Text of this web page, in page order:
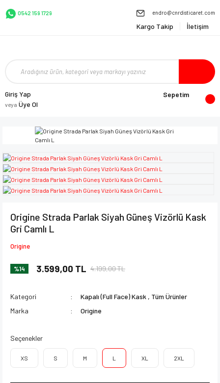
0542 159 1729 endro@cnrdisticaret.com
Kargo Takip İletişim
Giriş Yap
veya Üye Ol
Sepetim
Origine Strada Parlak Siyah Güneş Vizörlü Kask
Gri Camlı L
Origine
%14 3.599,00 TL 4.199,00 TL
Kategori Kapalı (Full Face) Kask , Tüm Ürünler
Marka
Origine
Seçenekler
XS S M L XL 2XL